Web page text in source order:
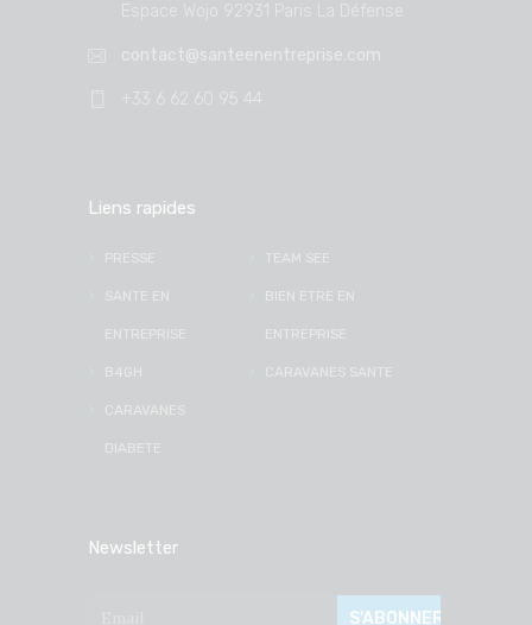
Espace Wojo 92931 Paris La Défense
contact@santeenentreprise.com
+33 6 62 60 95 44
Liens rapides
PRESSE TEAM SEE
SANTE EN
ENTREPRISE
BIEN ETRE EN
ENTREPRISE
B4GH CARAVANES SANTE
CARAVANES
DIABETE
Newsletter